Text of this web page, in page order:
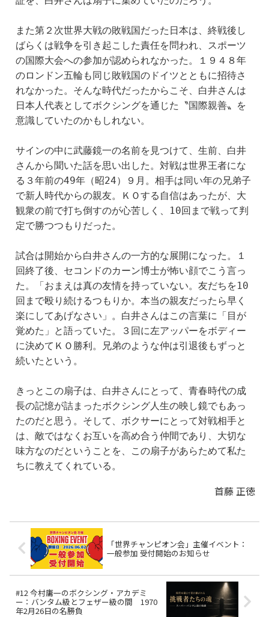
また第２次世界大戦の敗戦国だった日本は、終戦後し
ばらくは戦争を引き起こした責任を問われ、スポーツ
の国際大会への参加が認められなかった。１９４８年
のロンドン五輪も同じ敗戦国のドイツとともに招待さ
れなかった。そんな時代だったからこそ、白井さんは
日本人代表としてボクシングを通じた〝国際親善〟を
意識していたのかもしれない。
サインの中に武藤鏡一の名前を見つけて、生前、白井
さんから聞いた話を思い出した。対戦は世界王者にな
る３年前の49年（昭24）９月。相手は同い年の兄弟子
で新人時代からの親友。ＫＯする自信はあったが、大
観衆の前で打ち倒すのが心苦しく、10回まで戦って判
定で勝つつもりだった。
試合は開始から白井さんの一方的な展開になった。１
回終了後、セコンドのカーン博士が怖い顔でこう言っ
た。「おまえは真の友情を持っていない。友だちを10
回まで殴り続けるつもりか。本当の親友だったら早く
楽にしてあげなさい」。白井さんはこの言葉に「目が
覚めた」と語っていた。３回に左アッパーをボディー
に決めてＫＯ勝利。兄弟のような仲は引退後もずっと
続いたという。
きっとこの扇子は、白井さんにとって、青春時代の成
長の記憶が詰まったボクシング人生の映し鏡でもあっ
たのだと思う。そして、ボクサーにとって対戦相手と
は、敵ではなくお互いを高め合う仲間であり、大切な
味方なのだということを、この扇子があらためて私た
ちに教えてくれている。
首藤 正徳
「世界チャンピオン会」主催イベント：
一般参加 受付開始のお知らせ
#12 今村庸一のボクシング・アカデミ
ー：バンタム級とフェザー級の間 1970
年2月26日の名勝負